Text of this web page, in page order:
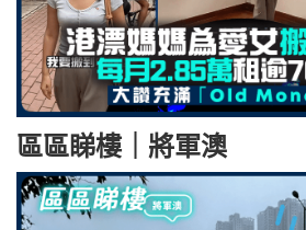
區區睇樓｜將軍澳